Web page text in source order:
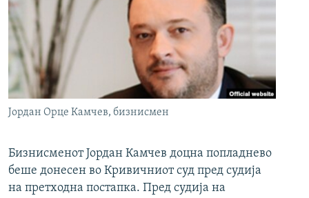
РСЕ веб страници
Јордан Орце Камчев, бизнисмен
Бизнисменот Јордан Камчев доцна попладнево
беше донесен во Кривичниот суд пред судија
на претходна постапка. Пред судија на